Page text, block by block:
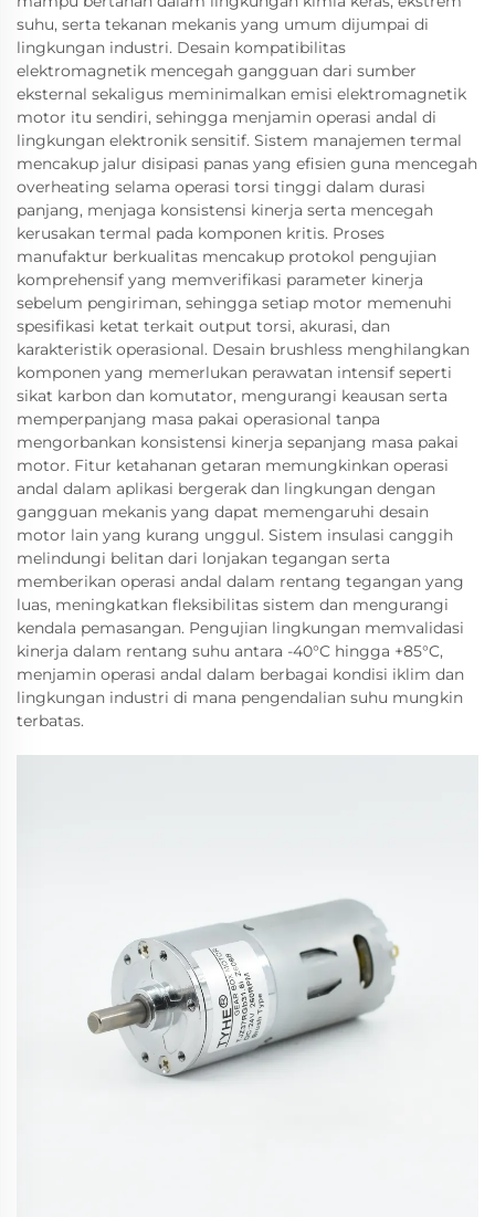
suhu, serta tekanan mekanis yang umum dijumpai di
lingkungan industri. Desain kompatibilitas
elektromagnetik mencegah gangguan dari sumber
eksternal sekaligus meminimalkan emisi elektromagnetik
motor itu sendiri, sehingga menjamin operasi andal di
lingkungan elektronik sensitif. Sistem manajemen termal
mencakup jalur disipasi panas yang efisien guna mencegah
overheating selama operasi torsi tinggi dalam durasi
panjang, menjaga konsistensi kinerja serta mencegah
kerusakan termal pada komponen kritis. Proses
manufaktur berkualitas mencakup protokol pengujian
komprehensif yang memverifikasi parameter kinerja
sebelum pengiriman, sehingga setiap motor memenuhi
spesifikasi ketat terkait output torsi, akurasi, dan
karakteristik operasional. Desain brushless menghilangkan
komponen yang memerlukan perawatan intensif seperti
sikat karbon dan komutator, mengurangi keausan serta
memperpanjang masa pakai operasional tanpa
mengorbankan konsistensi kinerja sepanjang masa pakai
motor. Fitur ketahanan getaran memungkinkan operasi
andal dalam aplikasi bergerak dan lingkungan dengan
gangguan mekanis yang dapat memengaruhi desain
motor lain yang kurang unggul. Sistem insulasi canggih
melindungi belitan dari lonjakan tegangan serta
memberikan operasi andal dalam rentang tegangan yang
luas, meningkatkan fleksibilitas sistem dan mengurangi
kendala pemasangan. Pengujian lingkungan memvalidasi
kinerja dalam rentang suhu antara -40°C hingga +85°C,
menjamin operasi andal dalam berbagai kondisi iklim dan
lingkungan industri di mana pengendalian suhu mungkin
terbatas.